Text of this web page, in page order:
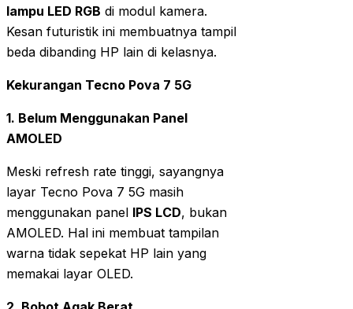
lampu LED RGB di modul kamera.
Kesan futuristik ini membuatnya tampil
beda dibanding HP lain di kelasnya.
Kekurangan Tecno Pova 7 5G
1. Belum Menggunakan Panel
AMOLED
Meski refresh rate tinggi, sayangnya
layar Tecno Pova 7 5G masih
menggunakan panel IPS LCD, bukan
AMOLED. Hal ini membuat tampilan
warna tidak sepekat HP lain yang
memakai layar OLED.